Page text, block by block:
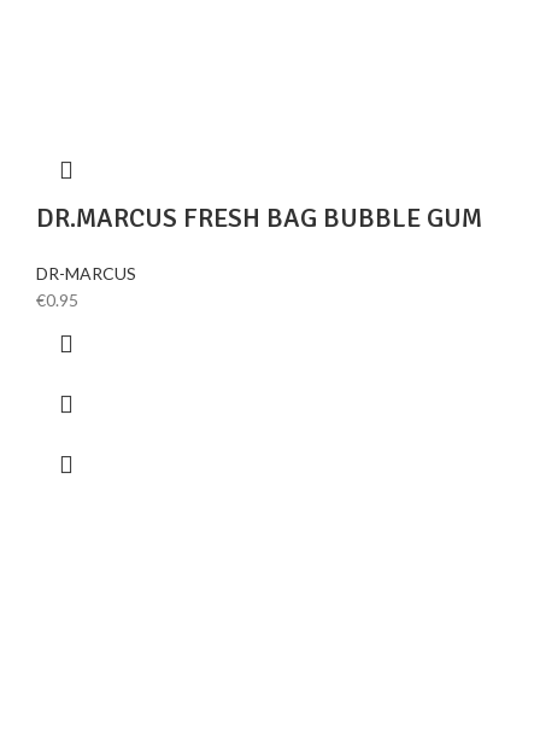
DR.MARCUS FRESH BAG BUBBLE GUM
DR-MARCUS
€0.95